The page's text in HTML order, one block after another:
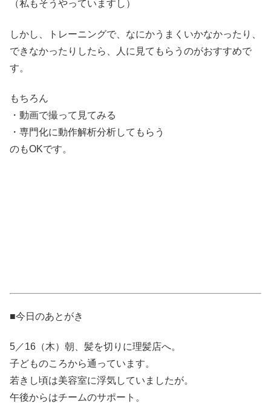
（私もそうやっていますし）
しかし、トレーニングで、なにかうまくいかなかったり、
できなかったりしたら、人に見てもらうのがおすすめで
す。
もちろん
・動画で撮って見てみる
・専門化に動作解析分析してもらう
のもOKです。
■今日のあとがき
5／16（木）朝、髪を切りに理髪店へ。
子どものころから通っています。
若きし頃は美容室に浮気していましたが。
午後からはチームのサポート。